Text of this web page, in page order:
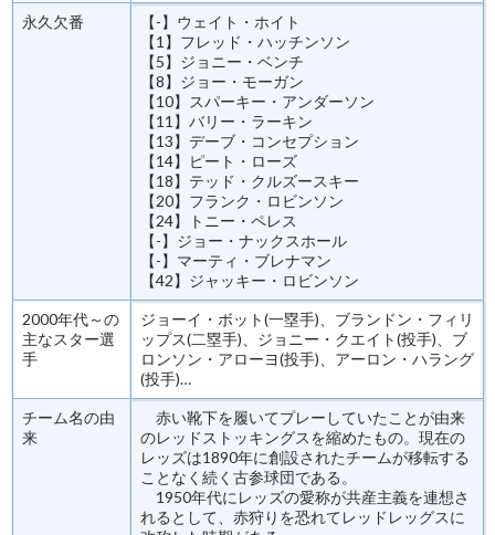
永久欠番
【-】ウェイト・ホイト
【1】フレッド・ハッチンソン
【5】ジョニー・ベンチ
【8】ジョー・モーガン
【10】スパーキー・アンダーソン
【11】バリー・ラーキン
【13】デーブ・コンセプション
【14】ピート・ローズ
【18】テッド・クルズースキー
【20】フランク・ロビンソン
【24】トニー・ペレス
【-】ジョー・ナックスホール
【-】マーティ・ブレナマン
【42】ジャッキー・ロビンソン
2000年代～の
主なスター選
手
ジョーイ・ボット(一塁手)、ブランドン・フィリ
ップス(二塁手)、ジョニー・クエイト(投手)、ブ
ロンソン・アローヨ(投手)、アーロン・ハラング
(投手)…
チーム名の由
来
赤い靴下を履いてプレーしていたことが由来
のレッドストッキングスを縮めたもの。現在の
レッズは1890年に創設されたチームが移転する
ことなく続く古参球団である。
1950年代にレッズの愛称が共産主義を連想さ
れるとして、赤狩りを恐れてレッドレッグスに